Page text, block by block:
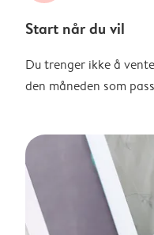
Start når du vil
Du trenger ikke å
den måneden som